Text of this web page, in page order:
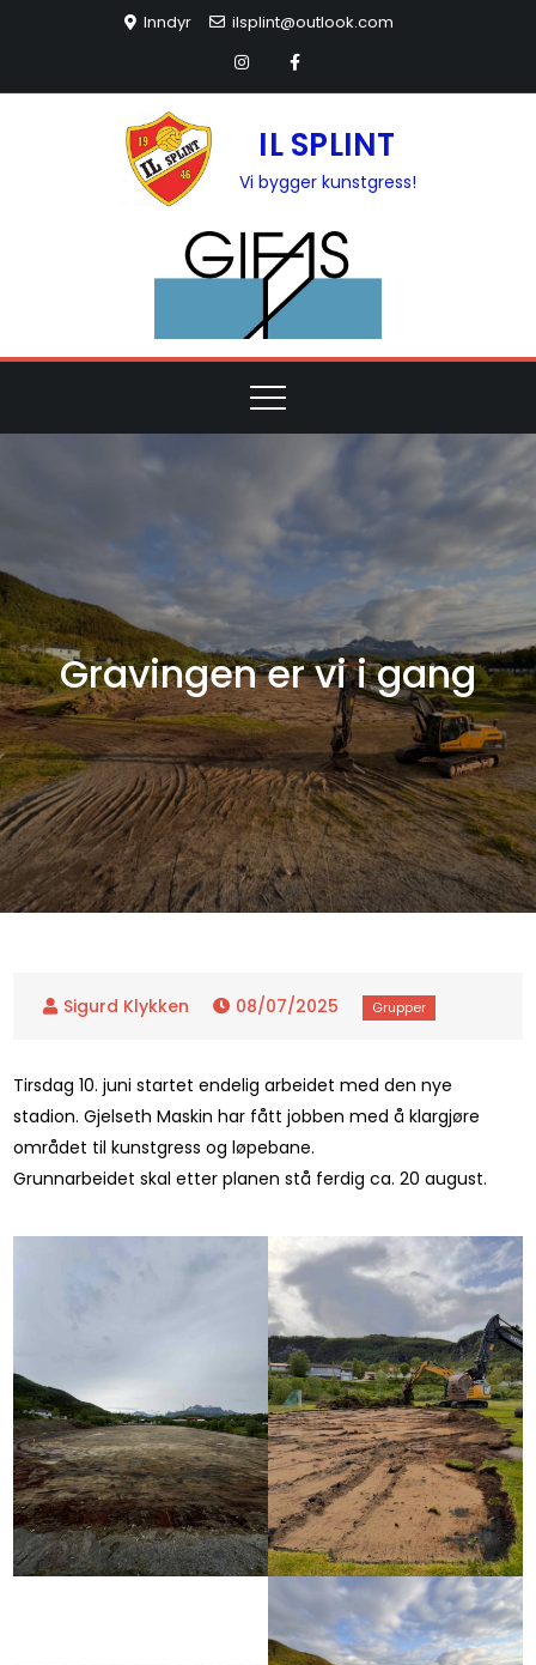
Inndyr ilsplint@outlook.com
IL SPLINT
Vi bygger kunstgress!
Gravingen er vi i gang
08/07/2025
Tirsdag 10. juni startet endelig arbeidet med den nye
stadion. Gjelseth Maskin har fått jobben med å klargjøre
området til kunstgress og løpebane.
Grunnarbeidet skal etter planen stå ferdig ca. 20 august.